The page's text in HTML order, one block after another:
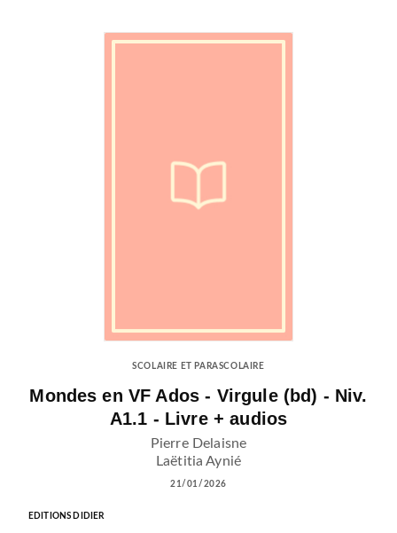
SCOLAIRE ET PARASCOLAIRE
Mondes en VF Ados - Virgule (bd) - Niv.
A1.1 - Livre + audios
Pierre Delaisne
Laëtitia Aynié
21/01/2026
EDITIONS DIDIER